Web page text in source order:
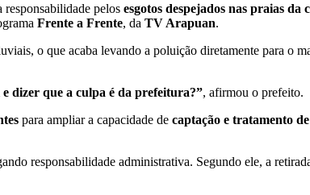
responsabilidade pelos esgotos despejados nas praias da
Frente a Frente, da TV Arapuan.
o que acaba levando a poluição diretamente para o
dizer que a culpa é da prefeitura?”, afirmou o prefeito.
para ampliar a capacidade de captação e tratamento
responsabilidade administrativa. Segundo ele, a